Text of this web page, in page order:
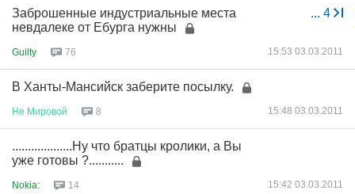
... 4
Заброшенные индустриальные места
невдалеке от Ебурга нужны
Guilty 76 15:53 03.03.2011
В Ханты-Мансийск заберите посылку.
Не Мировой 8 15:48 03.03.2011
...................Ну что братцы кролики, а Вы
уже готовы ?...........
Nokia: 14 15:42 03.03.2011